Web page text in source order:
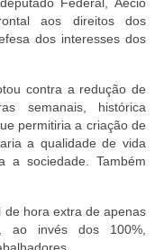
aos direitos dos
dos interesses dos
contra a redução de
semanais, histórica
permitiria a criação de
a qualidade de vida
a sociedade. Também
de hora extra de apenas
ao invés dos 100%,